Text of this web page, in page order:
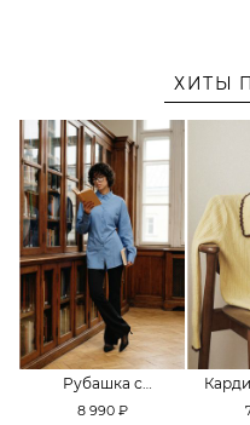
ХИТЫ
Рубашка с
принтом «клетка»
8 990 ₽